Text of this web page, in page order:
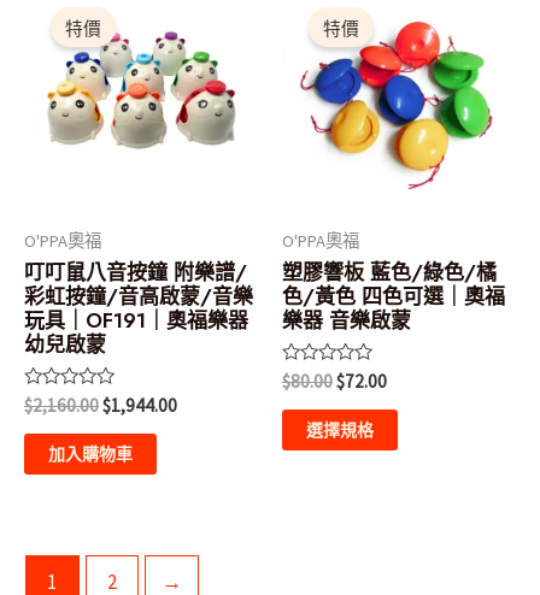
特價
O'PPA奧福
叮叮鼠八音按鐘 附樂譜/
彩虹按鐘/音高啟蒙/音樂
玩具｜OF191｜奧福樂器
幼兒啟蒙
評
分
0
分
$2,160.00
始
價
格：
$2,160.00。
$1,944.00
價
格：
$1,944.00。
加入購物車
特價
O'PPA奧福
塑膠響板 藍色/綠色/橘
色/黃色 四色可選｜奧福
樂器 音樂啟蒙
評
分
0
分
$80.00
始
價
格：
$80.00。
$72.00
價
格：
$72.00。
選擇規格
產
品
有
多
種
款
可
在
產
1 2 →